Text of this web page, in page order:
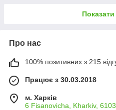
Про нас
100% позитивних з 215
Працює з 30.03.2018
м. Харків
6 Fisanovicha, Kharkiv,